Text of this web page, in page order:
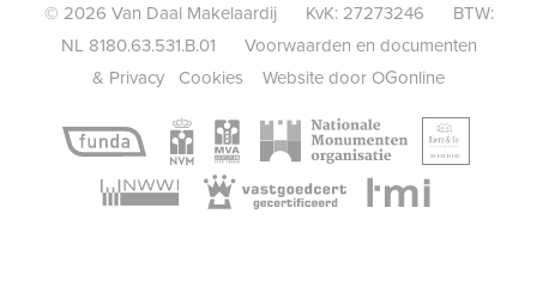
© 2026 Van Daal Makelaardij KvK: 27273246 BTW:
NL 8180.63.531.B.01 Voorwaarden en documenten
& Privacy Cookies Website door OGonline